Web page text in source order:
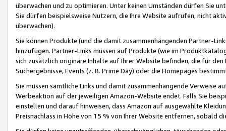
überwachen und zu optimieren. Unter keinen Umständen dürfen Sie
Sie dürfen beispielsweise Nutzern, die Ihre Website aufrufen, nicht
überwachen).
Sie können Produkte (und die damit zusammenhängenden Partner-
hinzufügen. Partner-Links müssen auf Produkte (wie im
sich zusätzlich originäre Inhalte auf Ihrer Website befinden, die für
Suchergebnisse, Events (z. B. Prime Day) oder die Homepages
Sie müssen sämtliche Links und damit zusammenhängende
Werbeaktion auf der jeweiligen Amazon-Website endet. Falls Sie
einstellen und darauf hinweisen, dass Amazon auf ausgewählte
Preisnachlass in Höhe von 15 % von Ihrer Website entfernen, sobald